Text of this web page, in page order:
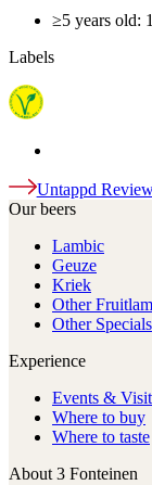
≥5 years old:
Labels
Untappd
Our beers
Lambic
Geuze
Kriek
Other
Other Specials
Experience
Events &
Where to buy
Where to taste
About 3 Fonteinen